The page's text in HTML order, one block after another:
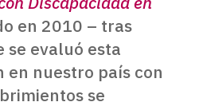
en 2010 – tras
se evaluó esta
en nuestro país con
se